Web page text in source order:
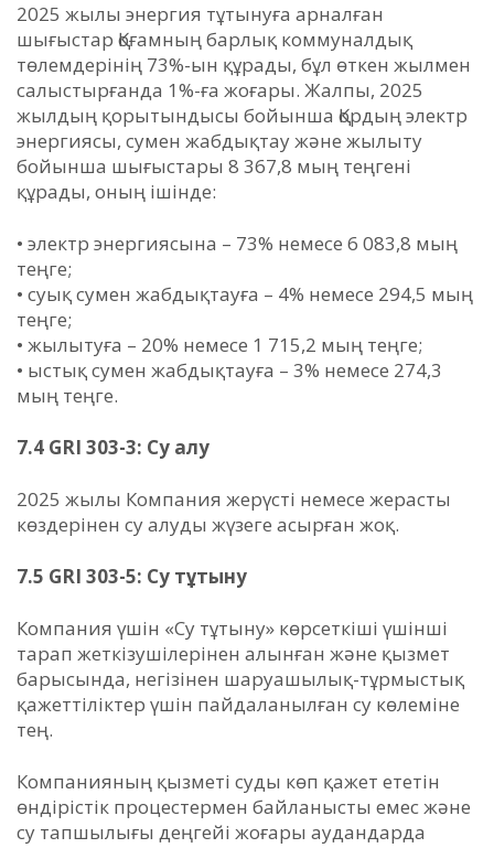
2025 жылы энергия тұтынуға арналған
шығыстар Қоғамның барлық коммуналдық
төлемдерінің 73%-ын құрады, бұл өткен жылмен
салыстырғанда 1%-ға жоғары. Жалпы, 2025
жылдың қорытындысы бойынша Қордың электр
энергиясы, сумен жабдықтау және жылыту
бойынша шығыстары 8 367,8 мың теңгені
құрады, оның ішінде:
• электр энергиясына – 73% немесе 6 083,8 мың
теңге;
• суық сумен жабдықтауға – 4% немесе 294,5 мың
теңге;
• жылытуға – 20% немесе 1 715,2 мың теңге;
• ыстық сумен жабдықтауға – 3% немесе 274,3
мың теңге.
7.4 GRI 303-3: Су алу
2025 жылы Компания жерүсті немесе жерасты
көздерінен су алуды жүзеге асырған жоқ.
7.5 GRI 303-5: Су тұтыну
Компания үшін «Су тұтыну» көрсеткіші үшінші
тарап жеткізушілерінен алынған және қызмет
барысында, негізінен шаруашылық-тұрмыстық
қажеттіліктер үшін пайдаланылған су көлеміне
тең.
Компанияның қызметі суды көп қажет ететін
өндірістік процестермен байланысты емес және
су тапшылығы деңгейі жоғары аудандарда